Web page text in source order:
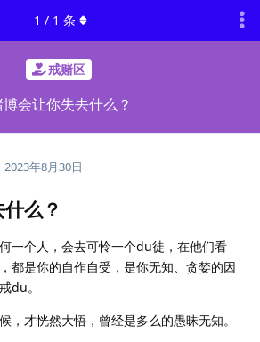
戒赌区
博会让你失去什么？
1 / 1 条
2023年8月30日
么？
一个人，会去可怜一个du徒，在他们看
都是你的自作自受，是你无知、贪婪的因
du。
，才恍然大悟，曾经是多么的愚昧无知。